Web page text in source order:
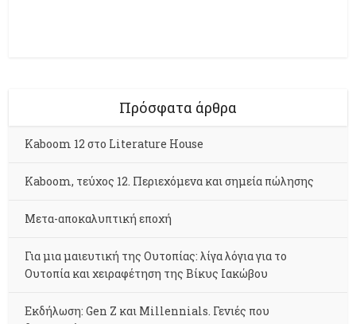
Πρόσφατα άρθρα
Kaboom 12 στο Literature House
Kaboom, τεύχος 12. Περιεχόμενα και σημεία πώλησης
Μετα-αποκαλυπτική εποχή
Για μια μαιευτική της Ουτοπίας: λίγα λόγια για το
Ουτοπία και χειραφέτηση της Βίκυς Ιακώβου
Εκδήλωση: Gen Z και Millennials. Γενιές που